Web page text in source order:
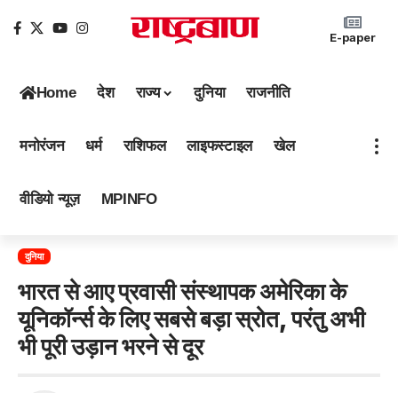
E-paper
Home देश राज्य दुनिया राजनीति
मनोरंजन धर्म राशिफल लाइफस्टाइल खेल
वीडियो न्यूज़ MPINFO
दुनिया
भारत से आए प्रवासी संस्थापक अमेरिका के
यूनिकॉर्न्स के लिए सबसे बड़ा स्रोत, परंतु अभी
भी पूरी उड़ान भरने से दूर